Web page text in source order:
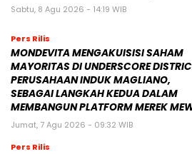
Sabtu, 8 Agu 2026 - 14:19 WIB
Pers Rilis
MONDEVITA MENGAKUISISI SAHAM
MAYORITAS DI UNDERSCORE
PERUSAHAAN INDUK MAGLIANO,
SEBAGAI LANGKAH KEDUA DALAM
MEMBANGUN PLATFORM MEREK
Jumat, 7 Agu 2026 - 09:32 WIB
Pers Rilis